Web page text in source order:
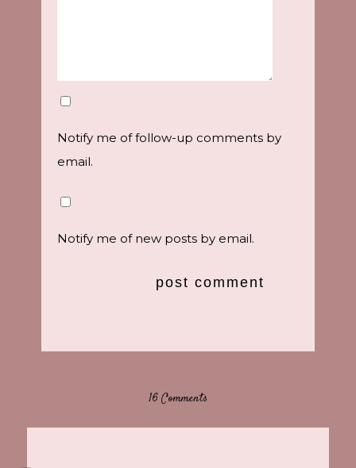
Notify me of follow-up comments by
email.
Notify me of new posts by email.
16 Comments